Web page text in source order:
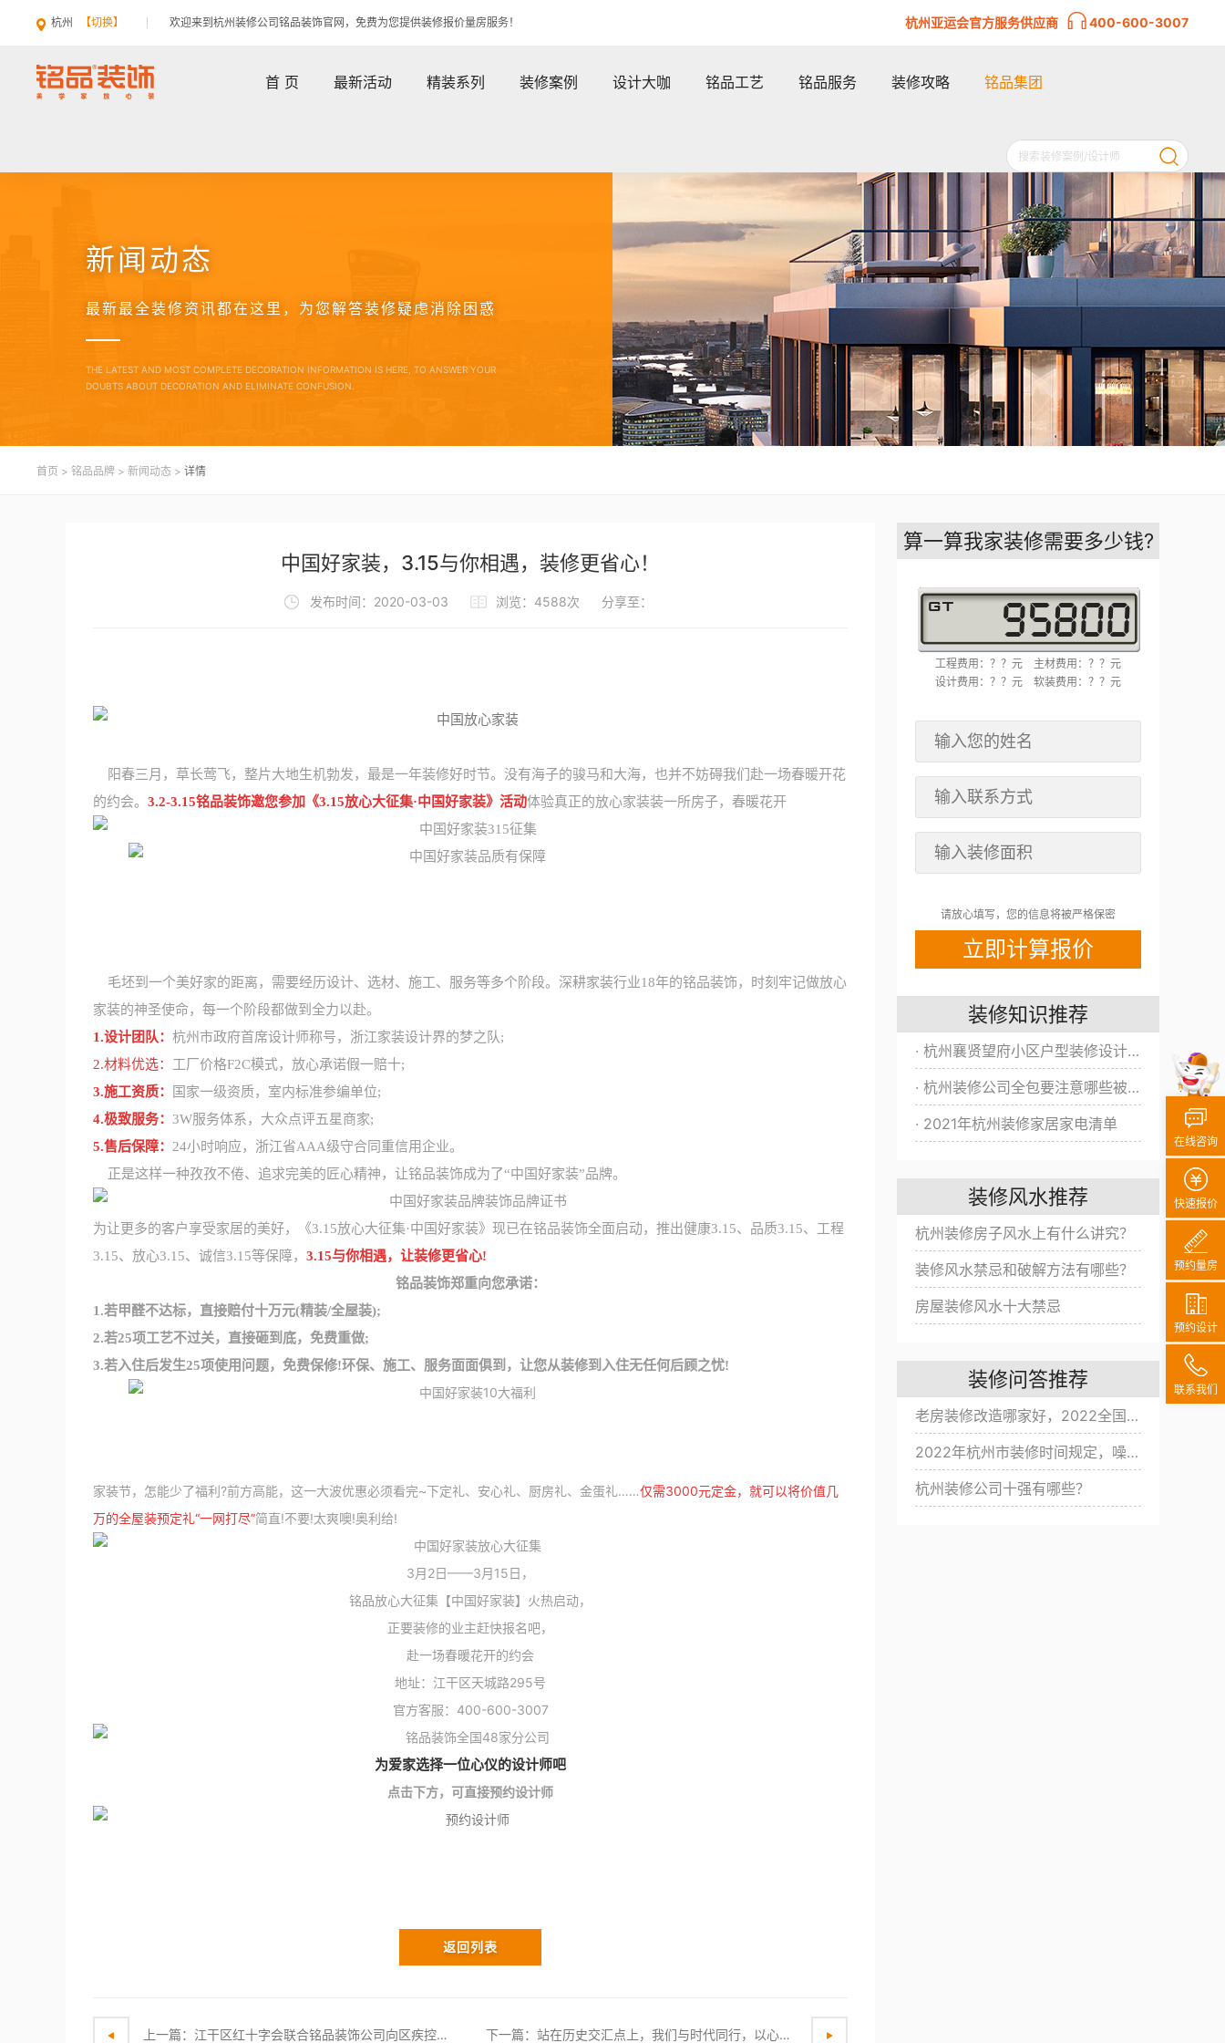
杭州 【切换】 欢迎来到杭州装修公司铭品装饰官网，免费为您提供装修报价量房服务！ 杭州亚运会官方服务供应商 400-600-3007
首 页 最新活动 精装系列 装修案例 设计大咖 铭品工艺 铭品服务 装修攻略 铭品集团
新闻动态
最新最全装修资讯都在这里，为您解答装修疑虑消除困惑
THE LATEST AND MOST COMPLETE DECORATION INFORMATION IS HERE, TO ANSWER YOUR
DOUBTS ABOUT DECORATION AND ELIMINATE CONFUSION.
首页 > 铭品品牌 > 新闻动态 > 详情
中国好家装，3.15与你相遇，装修更省心！
发布时间：2020-03-03 浏览：4588次 分享至：
阳春三月，草长莺飞，整片大地生机勃发，最是一年装修好时节。没有海子的骏马和大海，也并不妨碍我们赴一场春暖开花
的约会。 3.2-3.15铭品装饰邀您参加《3.15放心大征集·中国好家装》活动体验真正的放心家装装一所房子，春暖花开
毛坯到一个美好家的距离，需要经历设计、选材、施工、服务等多个阶段。深耕家装行业18年的铭品装饰，时刻牢记做放心
家装的神圣使命，每一个阶段都做到全力以赴。
1.设计团队： 杭州市政府首席设计师称号，浙江家装设计界的梦之队;
2.材料优选： 工厂价格F2C模式，放心承诺假一赔十;
3.施工资质：
国家一级资质，室内标准参编单位;
4.极致服务： 3W服务体系，大众点评五星商家;
5.售后保障： 24小时响应，浙江省AAA级守合同重信用企业。
正是这样一种孜孜不倦、追求完美的匠心精神，让铭品装饰成为了“中国好家装”品牌。
为让更多的客户享受家居的美好，《3.15放心大征集·中国好家装》现已在铭品装饰全面启动，推出健康3.15、品质3.15、工程
3.15、放心3.15、诚信3.15等保障， 3.15与你相遇，让装修更省心!
铭品装饰郑重向您承诺：
1.若甲醛不达标，直接赔付十万元(精装/全屋装);
2.若25项工艺不过关，直接砸到底，免费重做;
3.若入住后发生25项使用问题，免费保修!环保、施工、 服务面面俱到，让您从装修到入住无任何后顾之忧!
家装节，怎能少了福利?前方高能，这一大波优惠必须看完~下定礼、安心礼、厨房礼、金蛋礼……仅需3000元定金，就可以将价值几
万的全屋装预定礼“一网打尽”简直!不要!太爽噢!奥利给!
3月2日——3月15日，
铭品放心大征集【中国好家装】火热启动，
正要装修的业主赶快报名吧，
赴一场春暖花开的约会
地址：江干区天城路295号
官方客服：400-600-3007
为爱家选择一位心仪的设计师吧
点击下方，可直接预约设计师
返回列表
上一篇：江干区红十字会联合铭品装饰公司向区疾控中心转赠疫情防控设备 下一篇：站在历史交汇点上，我们与时代同行，以心筑造美好家！
算一算我家装修需要多少钱?
工程费用：？？元
主材费用：？？元
设计费用：？？元
软装费用：？？元
请放心填写，您的信息将被严格保密
装修知识推荐
· 杭州襄贤望府小区户型装修设计方案/效果图全新出炉！
· 杭州装修公司全包要注意哪些被坑？
· 2021年杭州装修家居家电清单
装修风水推荐
杭州装修房子风水上有什么讲究？
装修风水禁忌和破解方法有哪些？
房屋装修风水十大禁忌
装修问答推荐
老房装修改造哪家好，2022全国旧房翻新公司十大排名
2022年杭州市装修时间规定，噪音扰民改怎么办？
杭州装修公司十强有哪些？
在线咨询
快速报价
预约量房
预约设计
联系我们